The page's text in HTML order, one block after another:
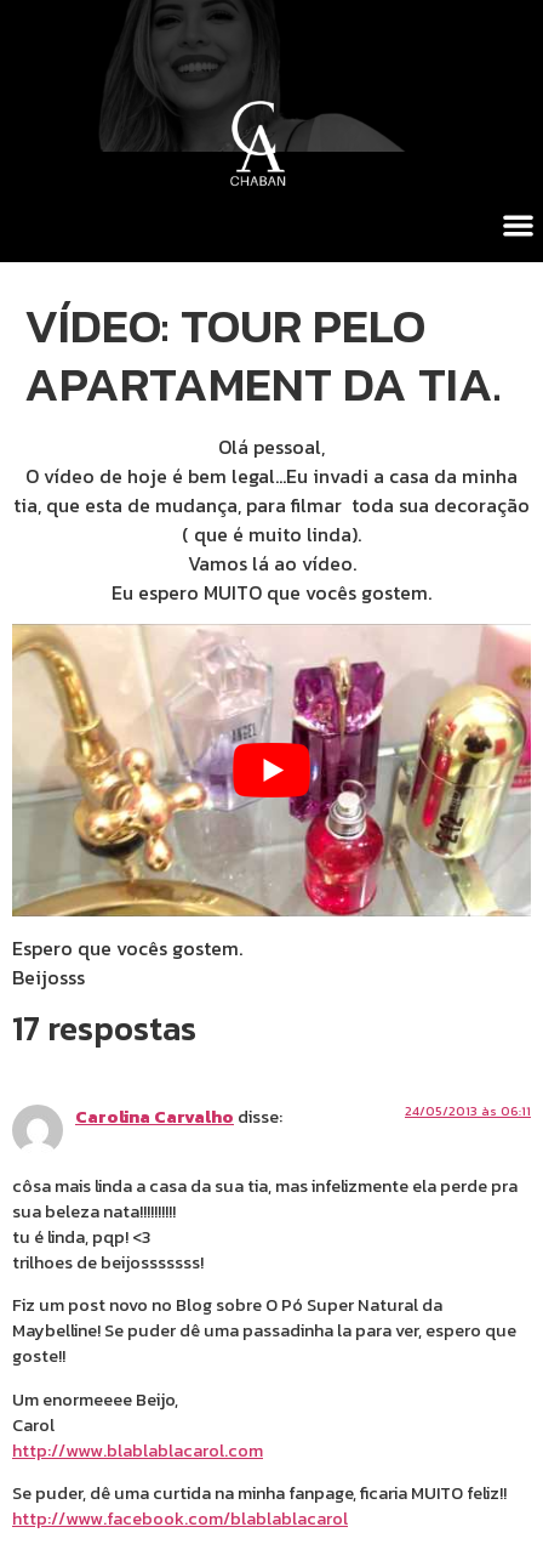
VÍDEO: TOUR PELO
APARTAMENT DA TIA.
Olá pessoal,
O vídeo de hoje é bem legal…Eu invadi a casa da minha
tia, que esta de mudança, para filmar toda sua decoração
( que é muito linda).
Vamos lá ao vídeo.
Eu espero MUITO que vocês gostem.
Espero que vocês gostem.
Beijosss
17 respostas
Carolina Carvalho disse: 24/05/2013 às 06:11
côsa mais linda a casa da sua tia, mas infelizmente ela perde pra
sua beleza nata!!!!!!!!!!
tu é linda, pqp! <3
trilhoes de beijosssssss!
Fiz um post novo no Blog sobre O Pó Super Natural da
Maybelline! Se puder dê uma passadinha la para ver, espero que
goste!!
Um enormeeee Beijo,
Carol
http://www.blablablacarol.com
Se puder, dê uma curtida na minha fanpage, ficaria MUITO feliz!!
http://www.facebook.com/blablablacarol